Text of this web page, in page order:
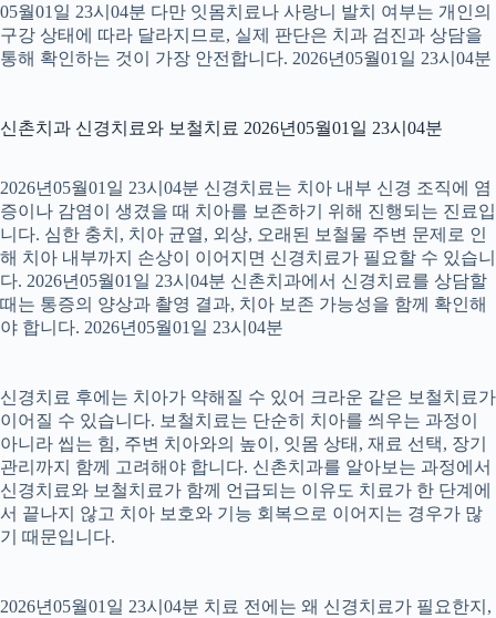
05월01일 23시04분 다만 잇몸치료나 사랑니 발치 여부는 개인의
구강 상태에 따라 달라지므로, 실제 판단은 치과 검진과 상담을
통해 확인하는 것이 가장 안전합니다. 2026년05월01일 23시04분
신촌치과 신경치료와 보철치료 2026년05월01일 23시04분
2026년05월01일 23시04분 신경치료는 치아 내부 신경 조직에 염
증이나 감염이 생겼을 때 치아를 보존하기 위해 진행되는 진료입
니다. 심한 충치, 치아 균열, 외상, 오래된 보철물 주변 문제로 인
해 치아 내부까지 손상이 이어지면 신경치료가 필요할 수 있습니
다. 2026년05월01일 23시04분 신촌치과에서 신경치료를 상담할
때는 통증의 양상과 촬영 결과, 치아 보존 가능성을 함께 확인해
야 합니다. 2026년05월01일 23시04분
신경치료 후에는 치아가 약해질 수 있어 크라운 같은 보철치료가
이어질 수 있습니다. 보철치료는 단순히 치아를 씌우는 과정이
아니라 씹는 힘, 주변 치아와의 높이, 잇몸 상태, 재료 선택, 장기
관리까지 함께 고려해야 합니다. 신촌치과를 알아보는 과정에서
신경치료와 보철치료가 함께 언급되는 이유도 치료가 한 단계에
서 끝나지 않고 치아 보호와 기능 회복으로 이어지는 경우가 많
기 때문입니다.
2026년05월01일 23시04분 치료 전에는 왜 신경치료가 필요한지,